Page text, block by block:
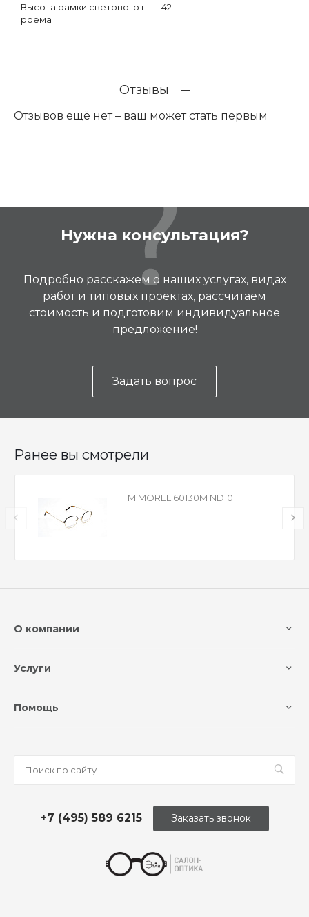
Высота рамки светового п
роема
42
Отзывы
Отзывов ещё нет – ваш может стать первым
Нужна консультация?
Подробно расскажем о наших услугах, видах
работ и типовых проектах, рассчитаем
стоимость и подготовим индивидуальное
предложение!
Задать вопрос
Ранее вы смотрели
M MOREL 60130M ND10
О компании
Услуги
Помощь
+7 (495) 589 6215 Заказать звонок